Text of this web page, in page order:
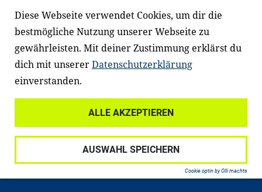
Lehrer*innen und andere
Fachexpert*innen. Dafür arbeiten wir eng
mit Ministerien, wissenschaftlichen
Einrichtungen, Verbänden, Unternehmen
und anderen Stiftungen zusammen.
Datenschutz
Haftungsausschluss
Impressum
Diese Webseite verwendet Cookies, um dir die
bestmögliche Nutzung unserer Webseite zu
gewährleisten. Mit deiner Zustimmung erklärst du
dich mit unsererDatenschutzerklärung
einverstanden.
ALLE AKZEPTIEREN
AUSWAHL SPEICHERN
Cookie optin by Olli machts